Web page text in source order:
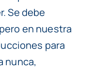
Se debe
en nuestra
para
nunca,